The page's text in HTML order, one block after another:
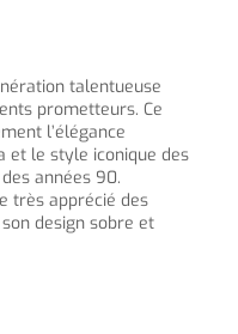
talentueuse
prometteurs. Ce
l’élégance
et le style iconique des
années 90.
très apprécié des
design sobre et